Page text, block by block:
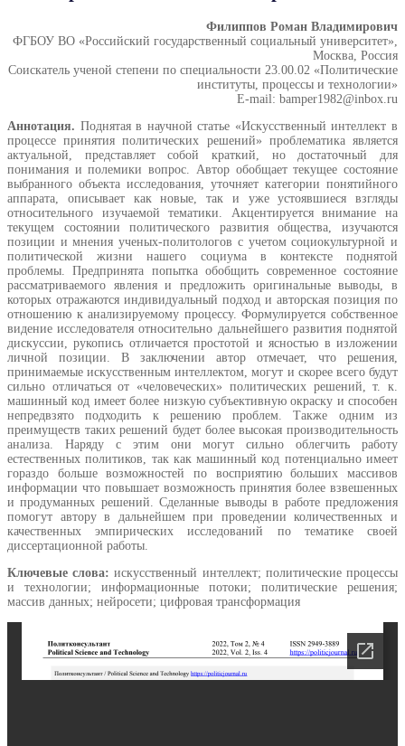
Филиппов Роман Владимирович
ФГБОУ ВО «Российский государственный социальный университет»,
Москва, Россия
Соискатель ученой степени по специальности 23.00.02 «Политические
институты, процессы и технологии»
E-mail: bamper1982@inbox.ru
Аннотация. Поднятая в научной статье «Искусственный интеллект в
процессе принятия политических решений» проблематика является
актуальной, представляет собой краткий, но достаточный для
понимания и полемики вопрос. Автор обобщает текущее состояние
выбранного объекта исследования, уточняет категории понятийного
аппарата, описывает как новые, так и уже устоявшиеся взгляды
относительного изучаемой тематики. Акцентируется внимание на
текущем состоянии политического развития общества, изучаются
позиции и мнения ученых-политологов с учетом социокультурной и
политической жизни нашего социума в контексте поднятой
проблемы. Предпринята попытка обобщить современное состояние
рассматриваемого явления и предложить оригинальные выводы, в
которых отражаются индивидуальный подход и авторская позиция по
отношению к анализируемому процессу. Формулируется собственное
видение исследователя относительно дальнейшего развития поднятой
дискуссии, рукопись отличается простотой и ясностью в изложении
личной позиции. В заключении автор отмечает, что решения,
принимаемые искусственным интеллектом, могут и скорее всего будут
сильно отличаться от «человеческих» политических решений, т. к.
машинный код имеет более низкую субъективную окраску и способен
непредвзято подходить к решению проблем. Также одним из
преимуществ таких решений будет более высокая производительность
анализа. Наряду с этим они могут сильно облегчить работу
естественных политиков, так как машинный код потенциально имеет
гораздо больше возможностей по восприятию больших массивов
информации что повышает возможность принятия более взвешенных
и продуманных решений. Сделанные выводы в работе предложения
помогут автору в дальнейшем при проведении количественных и
качественных эмпирических исследований по тематике своей
диссертационной работы.
Ключевые слова: искусственный интеллект; политические процессы
и технологии; информационные потоки; политические решения;
массив данных; нейросети; цифровая трансформация